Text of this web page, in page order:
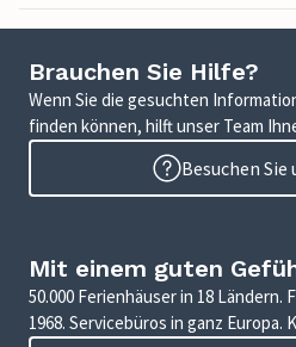
Brauchen Sie Hilfe?
Wenn Sie die gesuchten
finden können, hilft unser Team
Besuchen Sie
Mit einem guten
50.000 Ferienhäuser in 18
1968. Servicebüros in ganz